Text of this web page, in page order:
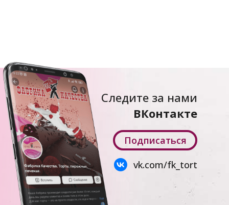
vk.com/fk_tort
Следите за нами
ВКонтакте
Подписаться